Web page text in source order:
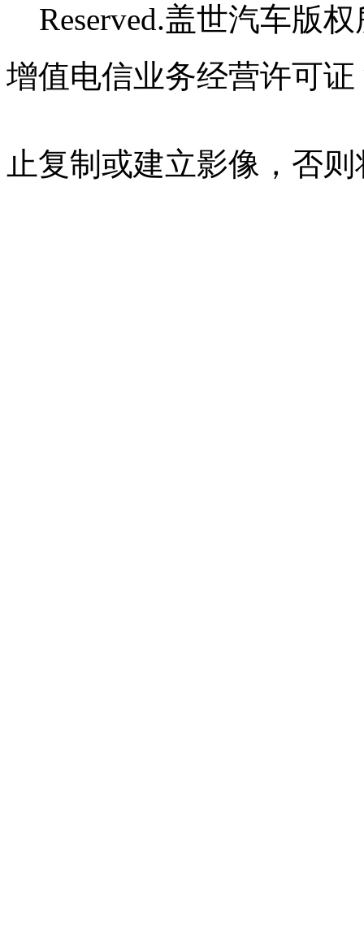
Reserved.盖世汽车版
增值电信业务经营许可证
止复制或建立影像，否